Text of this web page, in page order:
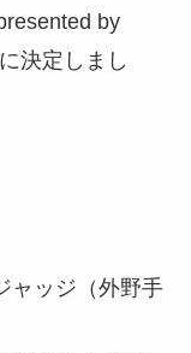
by
決定しまし
ャッジ（外野手